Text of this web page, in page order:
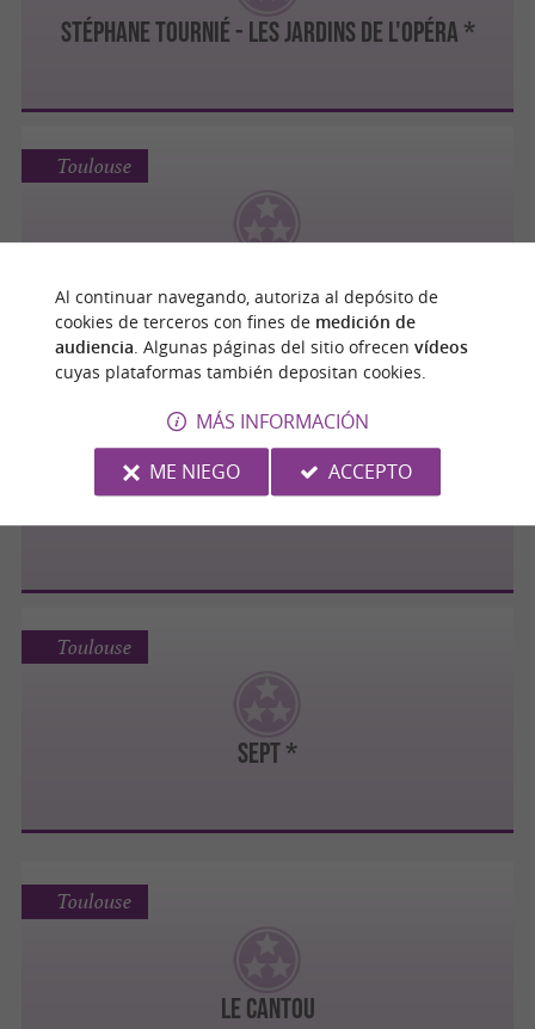
Stéphane Tournié - Les Jardins De L'opéra *
Toulouse
Sept *
Toulouse
Le Cantou
Toulouse
Al continuar navegando, autoriza al depósito de
cookies de terceros con fines de medición de
audiencia . Algunas páginas del sitio ofrecen vídeos
cuyas plataformas también depositan cookies.
MÁS INFORMACIÓN
ME NIEGO
ACCEPTO